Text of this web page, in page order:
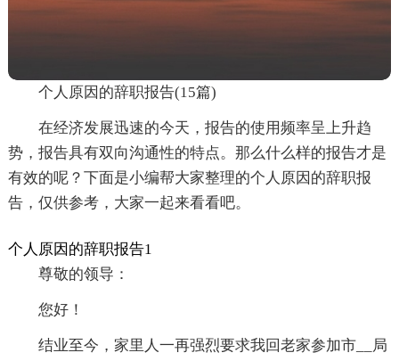
个人原因的辞职报告(15篇)
在经济发展迅速的今天，报告的使用频率呈上升趋
势，报告具有双向沟通性的特点。那么什么样的报告才是
有效的呢？下面是小编帮大家整理的个人原因的辞职报
告，仅供参考，大家一起来看看吧。
个人原因的辞职报告1
尊敬的领导：
您好！
结业至今，家里人一再强烈要求我回老家参加市__局